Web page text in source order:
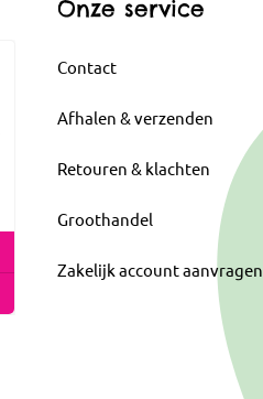
Onze service
Contact
Afhalen & verzenden
Retouren & klachten
Groothandel
Zakelijk account aanvragen